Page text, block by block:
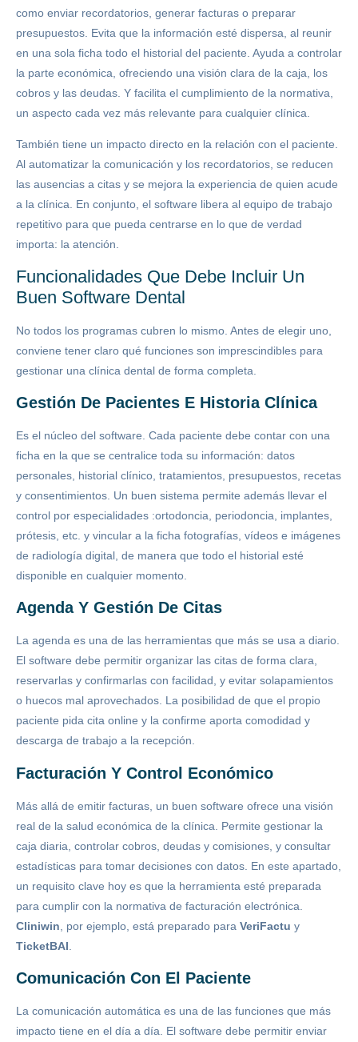
como enviar recordatorios, generar facturas o preparar
presupuestos. Evita que la información esté dispersa, al reunir
en una sola ficha todo el historial del paciente. Ayuda a controlar
la parte económica, ofreciendo una visión clara de la caja, los
cobros y las deudas. Y facilita el cumplimiento de la normativa,
un aspecto cada vez más relevante para cualquier clínica.
También tiene un impacto directo en la relación con el paciente.
Al automatizar la comunicación y los recordatorios, se reducen
las ausencias a citas y se mejora la experiencia de quien acude
a la clínica. En conjunto, el software libera al equipo de trabajo
repetitivo para que pueda centrarse en lo que de verdad
importa: la atención.
Funcionalidades Que Debe Incluir Un
Buen Software Dental
No todos los programas cubren lo mismo. Antes de elegir uno,
conviene tener claro qué funciones son imprescindibles para
gestionar una clínica dental de forma completa.
Gestión De Pacientes E Historia Clínica
Es el núcleo del software. Cada paciente debe contar con una
ficha en la que se centralice toda su información: datos
personales, historial clínico, tratamientos, presupuestos, recetas
y consentimientos. Un buen sistema permite además llevar el
control por especialidades :ortodoncia, periodoncia, implantes,
prótesis, etc. y vincular a la ficha fotografías, vídeos e imágenes
de radiología digital, de manera que todo el historial esté
disponible en cualquier momento.
Agenda Y Gestión De Citas
La agenda es una de las herramientas que más se usa a diario.
El software debe permitir organizar las citas de forma clara,
reservarlas y confirmarlas con facilidad, y evitar solapamientos
o huecos mal aprovechados. La posibilidad de que el propio
paciente pida cita online y la confirme aporta comodidad y
descarga de trabajo a la recepción.
Facturación Y Control Económico
Más allá de emitir facturas, un buen software ofrece una visión
real de la salud económica de la clínica. Permite gestionar la
caja diaria, controlar cobros, deudas y comisiones, y consultar
estadísticas para tomar decisiones con datos. En este apartado,
un requisito clave hoy es que la herramienta esté preparada
para cumplir con la normativa de facturación electrónica.
Cliniwin , por ejemplo, está preparado para VeriFactu y
TicketBAI
Comunicación Con El Paciente
La comunicación automática es una de las funciones que más
impacto tiene en el día a día. El software debe permitir enviar